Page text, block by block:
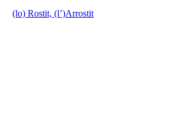
(lo) Rostit, (l’)Arrostit